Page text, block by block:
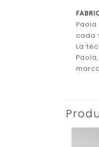
cada
La